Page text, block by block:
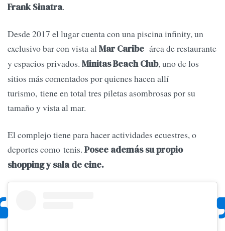
Frank Sinatra.
Desde 2017 el lugar cuenta con una piscina infinity, un
exclusivo bar con vista alMar Caribe área de restaurante
y espacios privados. Minitas Beach Club, uno de los
sitios más comentados por quienes hacen allí
turismo, tiene en total tres piletas asombrosas por su
tamaño y vista al mar.
El complejo tiene para hacer actividades ecuestres, o
deportes como tenis. Posee además su propio
shopping y sala de cine.